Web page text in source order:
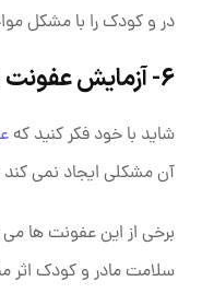
در و کودک را با مشکل
6- آزمایش عفونت های مقاربتی :
شاید با خود فکر کنید که
آن مشکلی ایجاد نمی کند
برخی از این عفونت ‌ها می
سلامت مادر و کودک اثر